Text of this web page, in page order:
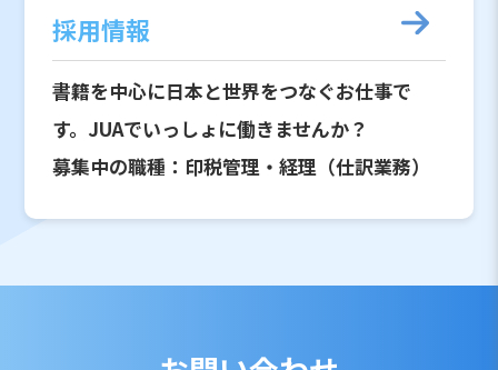
採用情報
書籍を中心に日本と世界をつなぐお仕事で
す。JUAでいっしょに働きませんか？
募集中の職種：印税管理・経理（仕訳業務）